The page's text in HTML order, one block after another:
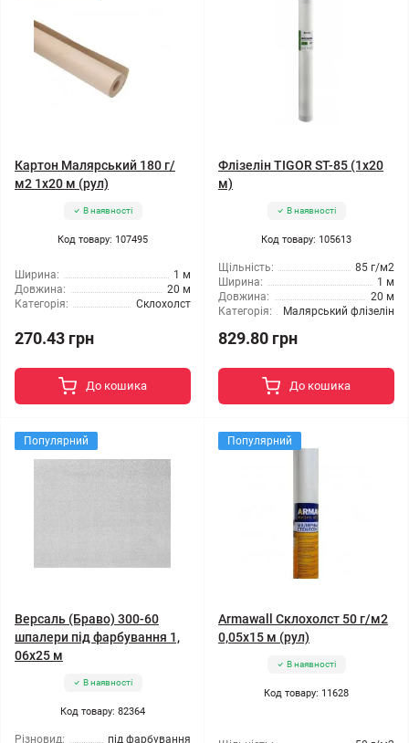
Картон Малярський 180 г/
м2 1x20 м (рул)
В наявності
Код товару: 107495
Ширина:
1 м
Довжина:
20 м
Категорія:
Склохолст
270.43 грн
До кошика
Флізелін TIGOR ST-85 (1x20
м)
В наявності
Код товару: 105613
Щільність:
85 г/м2
Ширина:
1 м
Довжина:
20 м
Категорія:
Малярський флізелін
829.80 грн
До кошика
Популярний
Версаль (Браво) 300-60
шпалери під фарбування 1,
06x25 м
В наявності
Код товару: 82364
Різновид:
під фарбування
Популярний
Armawall Склохолст 50 г/м2
0,05x15 м (рул)
В наявності
Код товару: 11628